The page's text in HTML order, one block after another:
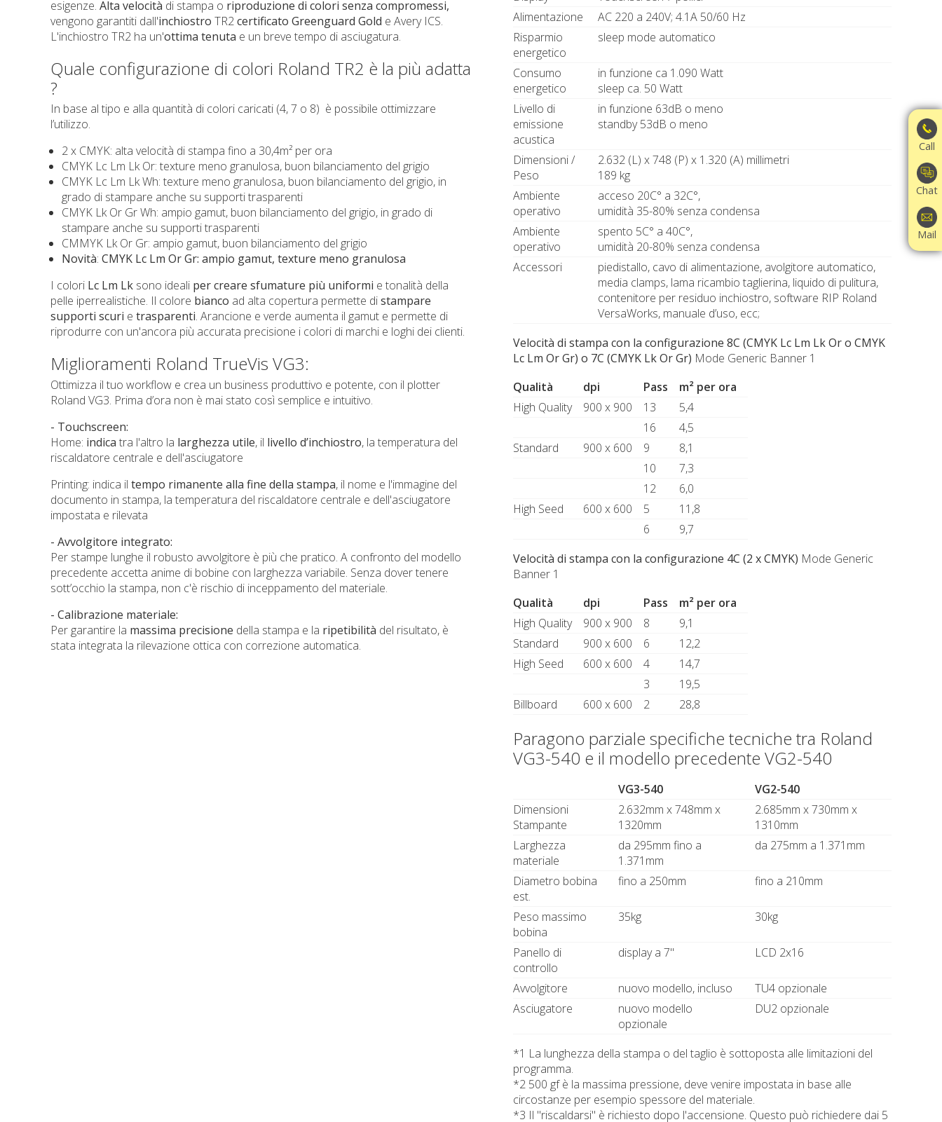
esigenze. Alta velocità di stampa o riproduzione di colori senza compromessi,
vengono garantiti dall'inchiostro TR2certificato Greenguard Gold e Avery ICS.
L'inchiostro TR2 ha un'ottima tenuta e un breve tempo di asciugatura.
Quale configurazione di colori Roland TR2 è la più adatta
?
In base al tipo e alla quantità di colori caricati (4, 7 o 8) è possibile ottimizzare
l’utilizzo.
2 x CMYK: alta velocità di stampa fino a 30,4m² per ora
CMYK Lc Lm Lk Or: texture meno granulosa, buon bilanciamento del grigio
CMYK Lc Lm Lk Wh: texture meno granulosa, buon bilanciamento del grigio, in
grado di stampare anche su supporti trasparenti
CMYK Lk Or Gr Wh: ampio gamut, buon bilanciamento del grigio, in grado di
stampare anche su supporti trasparenti
CMMYK Lk Or Gr: ampio gamut, buon bilanciamento del grigio
Novità: CMYK Lc Lm Or Gr: ampio gamut, texture meno granulosa
I colori Lc Lm Lk sono ideali per creare sfumature più uniformi e tonalità della
pelle iperrealistiche. Il colore bianco ad alta copertura permette distampare
supporti scuri e trasparenti. Arancione e verde aumenta il gamut e permette di
riprodurre con un'ancora più accurata precisione i colori di marchi e loghi dei clienti.
Miglioramenti Roland TrueVis VG3:
Ottimizza il tuo workflow e crea un business produttivo e potente, con il plotter
Roland VG3. Prima d’ora non è mai stato così semplice e intuitivo.
- Touchscreen:
Home: indica tra l'altro la larghezza utile, il livello d’inchiostro, la temperatura del
riscaldatore centrale e dell'asciugatore
Printing: indica il tempo rimanente alla fine della stampa, il nome e l'immagine del
documento in stampa, la temperatura del riscaldatore centrale e dell'asciugatore
impostata e rilevata
- Avvolgitore integrato:
Per stampe lunghe il robusto avvolgitore è più che pratico. A confronto del modello
precedente accetta anime di bobine con larghezza variabile. Senza dover tenere
sott’occhio la stampa, non c'è rischio di inceppamento del materiale.
- Calibrazione materiale:
Per garantire la massima precisione della stampa e la ripetibilità del risultato, è
stata integrata la rilevazione ottica con correzione automatica.
Alimentazione
AC 220 a 240V; 4.1A 50/60 Hz
Risparmio
energetico
sleep mode automatico
Consumo
energetico
in funzione ca 1.090 Watt
sleep ca. 50 Watt
Livello di
emissione
acustica
in funzione 63dB o meno
standby 53dB o meno
Dimensioni /
Peso
2.632 (L) x 748 (P) x 1.320 (A) millimetri
189 kg
Ambiente
operativo
acceso 20C° a 32C°,
umidità 35-80% senza condensa
Ambiente
operativo
spento 5C° a 40C°,
umidità 20-80% senza condensa
Accessori
piedistallo, cavo di alimentazione, avolgitore automatico,
media clamps, lama ricambio taglierina, liquido di pulitura,
contenitore per residuo inchiostro, software RIP Roland
VersaWorks, manuale d’uso, ecc;
Velocità di stampa con la configurazione 8C (CMYK Lc Lm Lk Or o CMYK
Lc Lm Or Gr) o 7C (CMYK Lk Or Gr) Mode Generic Banner 1
Qualità
dpi Pass
m² per ora
High Quality
900 x 900 13
5,4
16
4,5
Standard
900 x 600 9
8,1
10
7,3
12
6,0
High Seed
600 x 600 5
11,8
6
9,7
Velocità di stampa con la configurazione 4C (2 x CMYK) Mode Generic
Banner 1
Qualità
dpi Pass
m² per ora
High Quality
900 x 900 8
9,1
Standard
900 x 600 6
12,2
High Seed
600 x 600 4
14,7
3
19,5
Billboard
600 x 600 2 28,8
Paragono parziale specifiche tecniche tra Roland
VG3-540 e il modello precedente VG2-540
VG3-540
VG2-540
Dimensioni
Stampante
2.632mm x 748mm x
1320mm
2.685mm x 730mm x
1310mm
Larghezza
materiale
da 295mm fino a
1.371mm
da 275mm a 1.371mm
Diametro bobina
est.
fino a 250mm fino a 210mm
Peso massimo
bobina
35kg 30kg
Panello di
controllo
display a 7" LCD 2x16
Avvolgitore nuovo modello, incluso
TU4 opzionale
Asciugatore
nuovo modello
opzionale
DU2 opzionale
*1 La lunghezza della stampa o del taglio è sottoposta alle limitazioni del
programma.
*2 500 gf è la massima pressione, deve venire impostata in base alle
circostanze per esempio spessore del materiale.
*3 Il "riscaldarsi" è richiesto dopo l'accensione. Questo può richiedere dai 5
Call
Chat
Mail